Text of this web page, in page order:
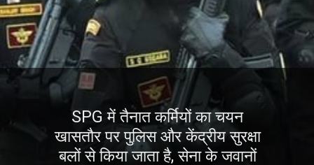
SPG में तैनात कर्मियों का चयन
खासतौर पर पुलिस और केंद्रीय सुरक्षा
बलों से किया जाता है, सेना के जवानों